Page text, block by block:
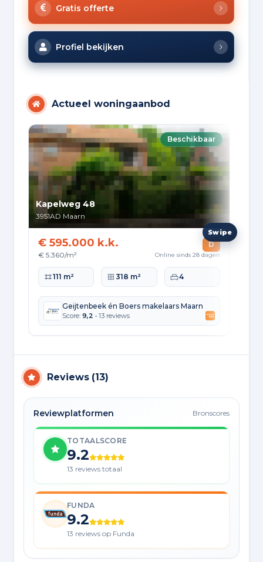
Gratis offerte
Profiel bekijken
Actueel woningaanbod
Beschikbaar
Kapelweg 48
3951AD Maarn
€ 595.000 k.k.
€ 5.360/m²
D
Online sinds 28 dagen
Woonoppervlakte
111 m² Perceeloppervlakte
318 m² Slaapkamers
4
Geijtenbeek én Boers makelaars Maarn
Score: 9,2 • 13 reviews
Reviews (13)
Reviewplatformen Bronscores
TOTAALSCORE
9.2
13 reviews totaal
FUNDA
9.2
13 reviews op Funda